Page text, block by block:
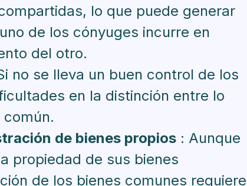
lo que puede generar
de los cónyuges incurre en
del otro.
no se lleva un buen control de los
en la distinción entre lo
de bienes propios : Aunque
propiedad de sus bienes
de los bienes comunes requiere